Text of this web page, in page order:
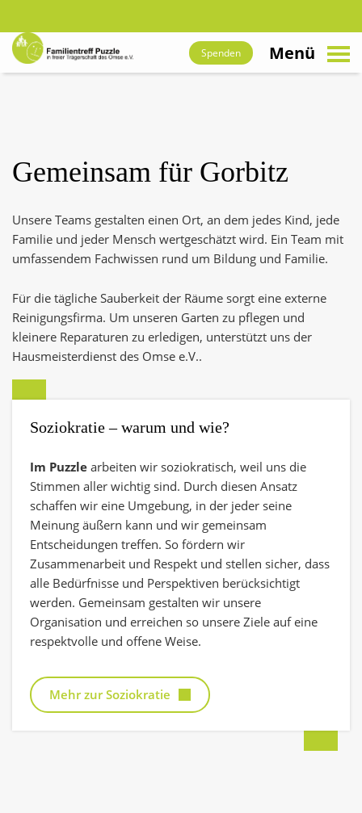
Zum
Hauptinhalt
navigieren Spenden Menü
Gemeinsam für Gorbitz
Unsere Teams gestalten einen Ort, an dem jedes Kind, jede
Familie und jeder Mensch wertgeschätzt wird. Ein Team mit
umfassendem Fachwissen rund um Bildung und Familie.
Für die tägliche Sauberkeit der Räume sorgt eine externe
Reinigungsfirma. Um unseren Garten zu pflegen und
kleinere Reparaturen zu erledigen, unterstützt uns der
Hausmeisterdienst des Omse e.V..
Soziokratie – warum und wie?
Im Puzzle arbeiten wir soziokratisch, weil uns die
Stimmen aller wichtig sind. Durch diesen Ansatz
schaffen wir eine Umgebung, in der jeder seine
Meinung äußern kann und wir gemeinsam
Entscheidungen treffen. So fördern wir
Zusammenarbeit und Respekt und stellen sicher, dass
alle Bedürfnisse und Perspektiven berücksichtigt
werden. Gemeinsam gestalten wir unsere
Organisation und erreichen so unsere Ziele auf eine
respektvolle und offene Weise.
Mehr zur Soziokratie